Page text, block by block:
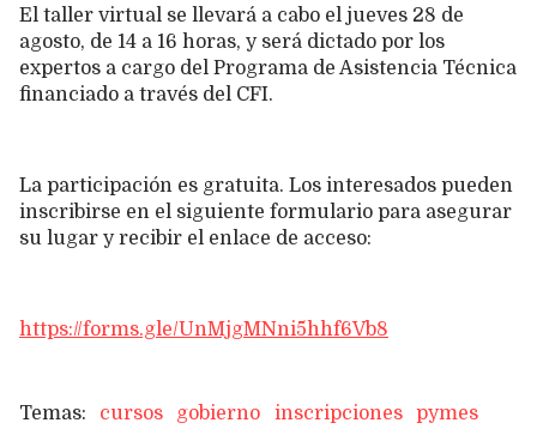
El taller virtual se llevará a cabo el jueves 28 de
agosto, de 14 a 16 horas, y será dictado por los
expertos a cargo del Programa de Asistencia Técnica
financiado a través del CFI.
La participación es gratuita. Los interesados pueden
inscribirse en el siguiente formulario para asegurar
su lugar y recibir el enlace de acceso:
https://forms.gle/UnMjgMNni5hhf6Vb8
cursos gobierno inscripciones pymes